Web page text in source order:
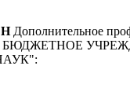
Дополнительное
БЮДЖЕТНОЕ
: